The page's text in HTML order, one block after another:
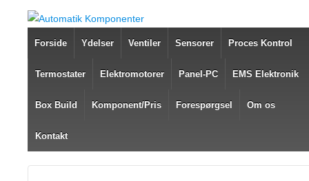
Forside Ydelser Ventiler Sensorer Proces Kontrol
Termostater Elektromotorer Panel-PC EMS Elektronik
Box Build Komponent/Pris Forespørgsel Om os
Kontakt